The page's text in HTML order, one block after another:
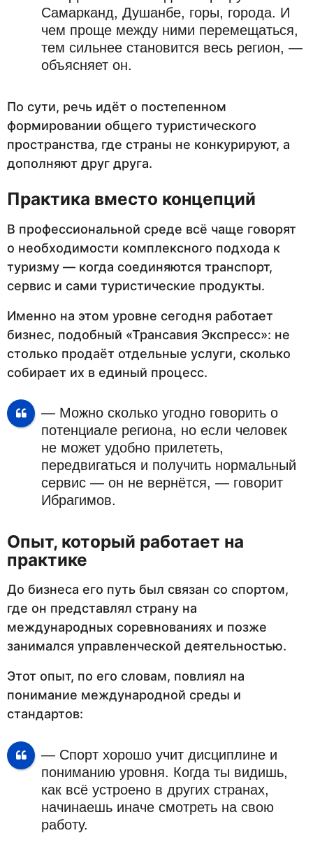
Самарканд, Душанбе, горы, города. И
чем проще между ними перемещаться,
тем сильнее становится весь регион, —
объясняет он.
По сути, речь идёт о постепенном
формировании общего туристического
пространства, где страны не конкурируют, а
дополняют друг друга.
Практика вместо концепций
В профессиональной среде всё чаще говорят
о необходимости комплексного подхода к
туризму — когда соединяются транспорт,
сервис и сами туристические продукты.
Именно на этом уровне сегодня работает
бизнес, подобный «Трансавия Экспресс»: не
столько продаёт отдельные услуги, сколько
собирает их в единый процесс.
— Можно сколько угодно говорить о
потенциале региона, но если человек
не может удобно прилететь,
передвигаться и получить нормальный
сервис — он не вернётся, — говорит
Ибрагимов.
Опыт, который работает на
практике
До бизнеса его путь был связан со спортом,
где он представлял страну на
международных соревнованиях и позже
занимался управленческой деятельностью.
Этот опыт, по его словам, повлиял на
понимание международной среды и
стандартов:
— Спорт хорошо учит дисциплине и
пониманию уровня. Когда ты видишь,
как всё устроено в других странах,
начинаешь иначе смотреть на свою
работу.